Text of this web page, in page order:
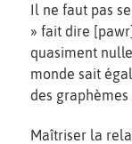
Il ne faut pas
» fait dire
quasiment
monde sait
des
Maîtriser la